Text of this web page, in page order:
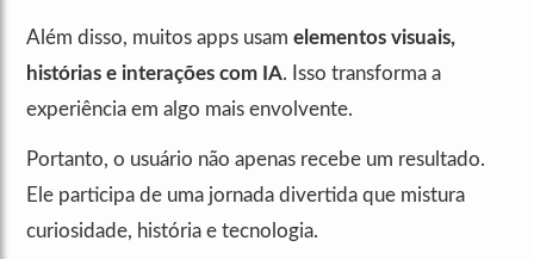
Além disso, muitos apps usam elementos visuais,
histórias e interações com IA. Isso transforma a
experiência em algo mais envolvente.
Portanto, o usuário não apenas recebe um resultado.
Ele participa de uma jornada divertida que mistura
curiosidade, história e tecnologia.